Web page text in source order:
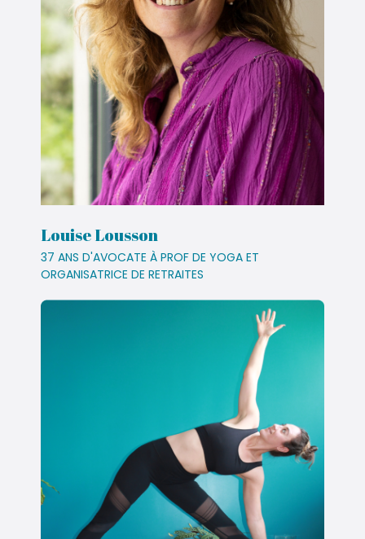
Louise Lousson
37 ANS D'AVOCATE À PROF DE YOGA ET
ORGANISATRICE DE RETRAITES